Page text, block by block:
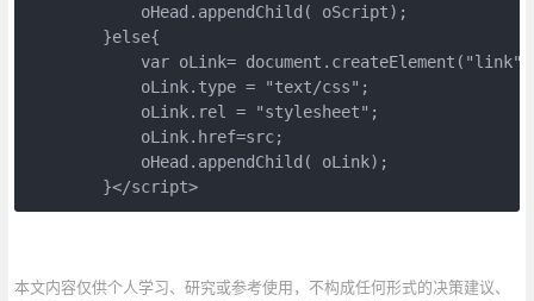
            oHead.appendChild( oScript);
        }else{
var oLink=
            oLink.type = "text/css";
            oLink.rel = "stylesheet";
            oLink.href=src;
            oHead.appendChild( oLink);
        }</script>
本文内容仅供个人学习、研究或参考使用，不构成任何形式的决策建议、